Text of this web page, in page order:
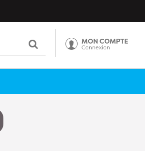
MON COMPTE
Connexion